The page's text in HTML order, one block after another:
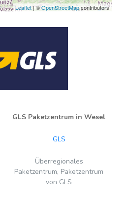
Leaflet | ©OpenStreetMapcontributors
GLS Paketzentrum in Wesel
GLS
Überregionales
Paketzentrum, Paketzentrum
von GLS